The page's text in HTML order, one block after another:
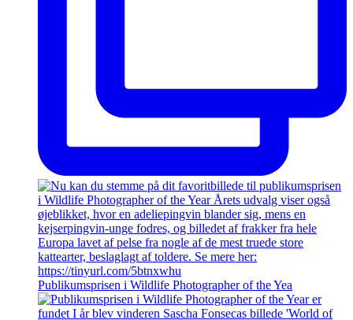
Publikumsprisen i Wildlife Photographer of the Yea